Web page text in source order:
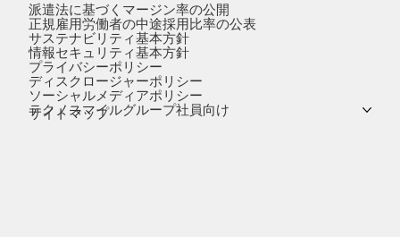
派遣法に基づくマージン率の公開
正規雇用労働者の中途採用比率の公表
サステナビリティ基本方針
情報セキュリティ基本方針
プライバシーポリシー
ディスクロージャーポリシー
ソーシャルメディアポリシー
テクノスマイルグループ社員向け
サイトマップ